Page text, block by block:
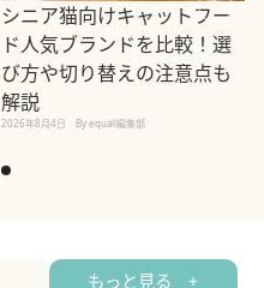
シニア猫向けキャットフー
ド人気ブランドを比較！選
び方や切り替えの注意点も
解説
2026年8月4日 By equall編集部
もっと見る +